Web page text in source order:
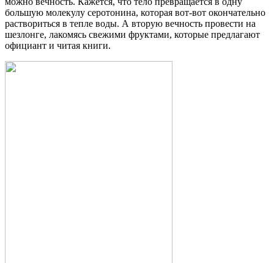
большую молекулу серотонина, которая вот-вот окончательно
раствориться в тепле воды. А вторую вечность провести на
шезлонге, лакомясь свежими фруктами, которые предлагают
официант и читая книги.